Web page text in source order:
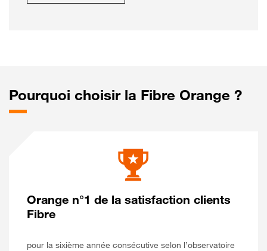
Pourquoi choisir la Fibre Orange ?
Orange n°1 de la satisfaction clients
Fibre
pour la sixième année consécutive selon l’observatoire